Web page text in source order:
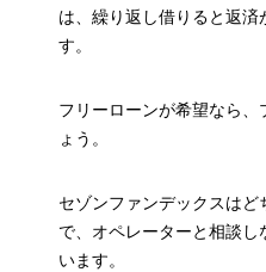
は、繰り返し借りると返
す。
フリーローンが希望なら、
ょう。
セゾンファンデックスは
で、オペレーターと相談
います。